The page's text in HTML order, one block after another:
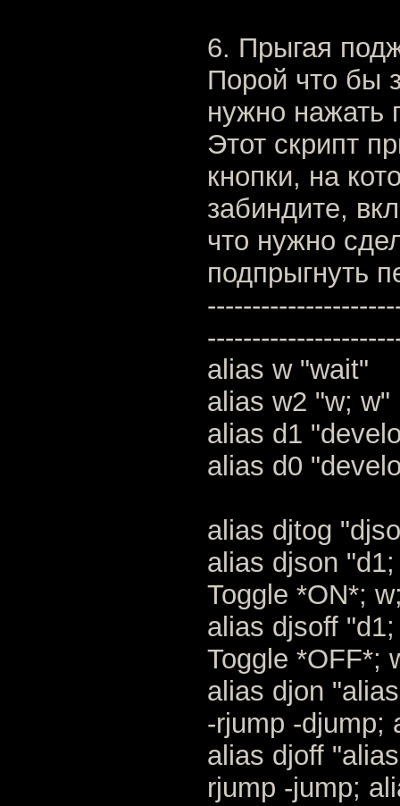
6. Прыгая
Порой что бы
нужно нажать
Этот скрипт
кнопки, на
забиндите,
что нужно
подпрыгнуть
alias w "wait"
alias w2 "w; w"
alias d1
alias d0
alias djtog
alias djson
Toggle *ON*;
alias djsoff
Toggle *OFF*;
alias djon
-rjump -djump;
alias djoff
rjump -jump;